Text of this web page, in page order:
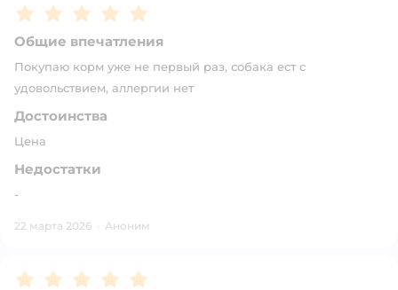
Рейтинг:5
Общие впечатления
Покупаю корм уже не первый раз, собака ест с
удовольствием, аллергии нет
Достоинства
Цена
Недостатки
-
22 марта 2026 · Аноним
Рейтинг:5